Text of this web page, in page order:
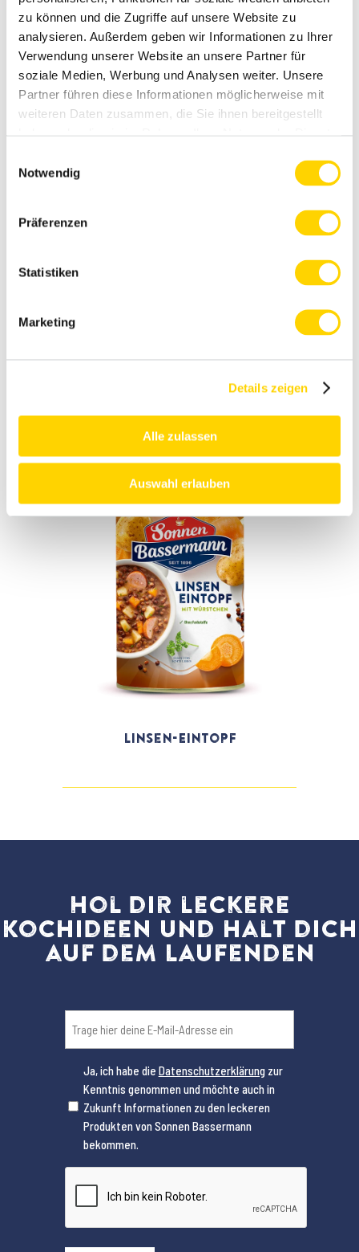
zu können und die Zugriffe auf unsere Website zu
analysieren. Außerdem geben wir Informationen zu Ihrer
Verwendung unserer Website an unsere Partner für
soziale Medien, Werbung und Analysen weiter. Unsere
Partner führen diese Informationen möglicherweise mit
weiteren Daten zusammen, die Sie ihnen bereitgestellt
Notwendig
Präferenzen
Statistiken
Marketing
Details zeigen
Alle zulassen
Auswahl erlauben
Hühner-Nudel-Eintopf
Linsen-Eintopf
Hol dir leckere
Kochideen und halt dich
auf dem Laufenden
(erforderlich)
Ja, ich habe die Datenschutzerklärungzur
Kenntnis genommen und möchte auch in
Zukunft Informationen zu den leckeren
Produkten von Sonnen Bassermann
bekommen.